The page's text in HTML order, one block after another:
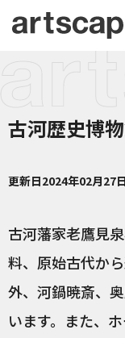
古河歴史博
更新日2024年02月27日
古河藩家老鷹見
料、原始古代か
外、河鍋暁斎、
います。また、